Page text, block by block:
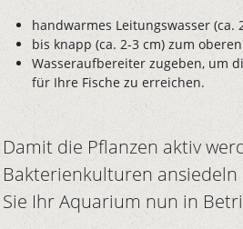
handwarmes Leitungswasser (ca.
bis knapp (ca. 2-3 cm) zum
Wasseraufbereiter zugeben, um
für Ihre Fische zu erreichen.
Damit die Pflanzen aktiv
Bakterienkulturen
Sie Ihr Aquarium nun in